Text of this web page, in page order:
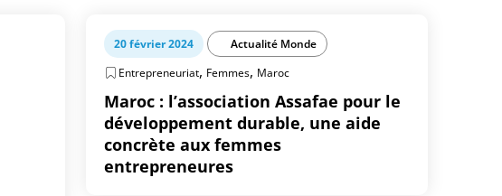
20 février 2024
Actualité Monde
Entrepreneuriat, Femmes, Maroc
Maroc : l’association Assafae pour le
développement durable, une aide
concrète aux femmes
entrepreneures